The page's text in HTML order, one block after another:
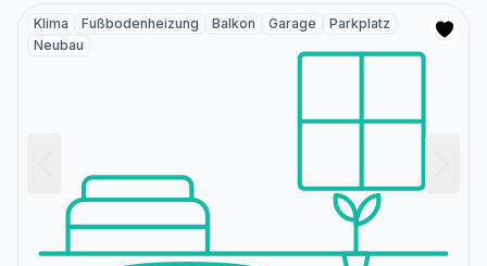
Klima Fußbodenheizung Balkon Garage
Parkplatz
Neubau